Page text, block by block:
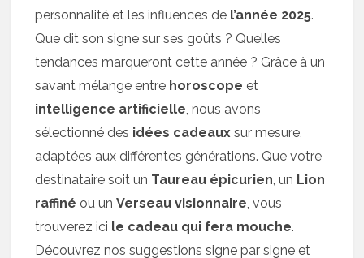
personnalité et les influences de l’année 2025.
Que dit son signe sur ses goûts ? Quelles
tendances marqueront cette année ? Grâce à un
savant mélange entre horoscope et
intelligence artificielle, nous avons
sélectionné des idées cadeaux sur mesure,
adaptées aux différentes générations. Que votre
destinataire soit un Taureau épicurien, un Lion
raffiné ou unVerseau visionnaire, vous
trouverez ici le cadeau qui fera mouche.
Découvrez nos suggestions signe par signe et